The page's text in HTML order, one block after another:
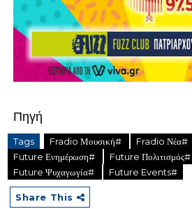
Πηγή
Tags Fradio Μουσική# Fradio Νέα#
Future Ενημέρωση#
Future Πολιτισμός#
Future Ψυχαγωγία#
Future Events#
Share This